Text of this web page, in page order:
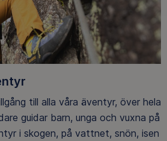
till alla våra äventyr, över hela
guidar barn, unga och vuxna på
i skogen, på vattnet, snön, isen